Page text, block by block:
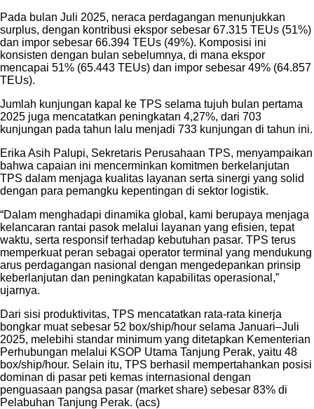
Pada bulan Juli 2025, neraca perdagangan menunjukkan
surplus, dengan kontribusi ekspor sebesar 67.315 TEUs (51%)
dan impor sebesar 66.394 TEUs (49%). Komposisi ini
konsisten dengan bulan sebelumnya, di mana ekspor
mencapai 51% (65.443 TEUs) dan impor sebesar 49% (64.857
TEUs).
Jumlah kunjungan kapal ke TPS selama tujuh bulan pertama
2025 juga mencatatkan peningkatan 4,27%, dari 703
kunjungan pada tahun lalu menjadi 733 kunjungan di tahun ini.
Erika Asih Palupi, Sekretaris Perusahaan TPS, menyampaikan
bahwa capaian ini mencerminkan komitmen berkelanjutan
TPS dalam menjaga kualitas layanan serta sinergi yang solid
dengan para pemangku kepentingan di sektor logistik.
“Dalam menghadapi dinamika global, kami berupaya menjaga
kelancaran rantai pasok melalui layanan yang efisien, tepat
waktu, serta responsif terhadap kebutuhan pasar. TPS terus
memperkuat peran sebagai operator terminal yang mendukung
arus perdagangan nasional dengan mengedepankan prinsip
keberlanjutan dan peningkatan kapabilitas operasional,”
ujarnya.
Dari sisi produktivitas, TPS mencatatkan rata-rata kinerja
bongkar muat sebesar 52 box/ship/hour selama Januari–Juli
2025, melebihi standar minimum yang ditetapkan Kementerian
Perhubungan melalui KSOP Utama Tanjung Perak, yaitu 48
box/ship/hour. Selain itu, TPS berhasil mempertahankan posisi
dominan di pasar peti kemas internasional dengan
penguasaan pangsa pasar (market share) sebesar 83% di
Pelabuhan Tanjung Perak. (acs)